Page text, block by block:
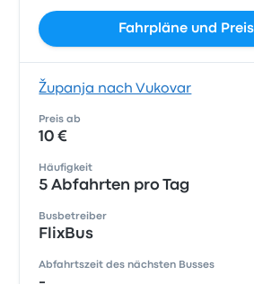
Fahrpläne und
Županja nach Vukovar
Preis ab
10 €
Häufigkeit
5 Abfahrten pro Tag
Busbetreiber
FlixBus
Abfahrtszeit des nächsten Busses